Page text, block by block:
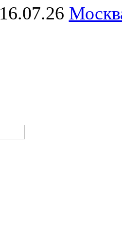
16.07.26